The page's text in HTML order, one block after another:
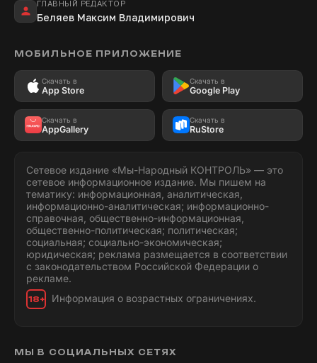
ГЛАВНЫЙ РЕДАКТОР
Беляев Максим Владимирович
МОБИЛЬНОЕ ПРИЛОЖЕНИЕ
Скачать в
App Store
Скачать в
Google Play
Скачать в
AppGallery
Скачать в
RuStore
Сетевое издание «Мы-Народный КОНТРОЛЬ» — это
сетевое информационное издание. Мы пишем на
тематику: информационная, аналитическая,
информационно-аналитическая; информационно-
справочная, общественно-информационная,
общественно-политическая; политическая;
социальная; социально-экономическая;
юридическая; реклама размещается в соответствии
с законодательством Российской Федерации о
рекламе.
18+ Информация о возрастных ограничениях.
МЫ В СОЦИАЛЬНЫХ СЕТЯХ